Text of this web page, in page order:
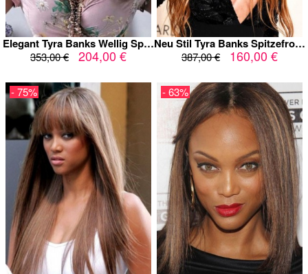
Elegant Tyra Banks Wellig Spitzefront Echthaar Perücke
353,00 € 204,00 €
Neu Stil Tyra Banks Spitzefront Wellig Kunsthaar Perücke
387,00 € 160,00 €
- 75% - 63%